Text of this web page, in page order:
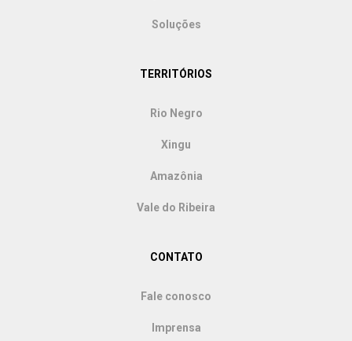
Soluções
TERRITÓRIOS
Rio Negro
Xingu
Amazônia
Vale do Ribeira
CONTATO
Fale conosco
Imprensa